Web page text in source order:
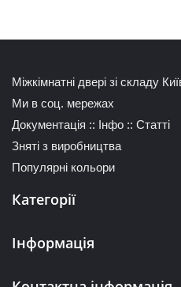
Міжкімнатні двері зі складу
Ми в соц. мережах
Документація :: Інфо :: Статті
Зняті з виробництва
Популярні кольори
Категорії
Інформація